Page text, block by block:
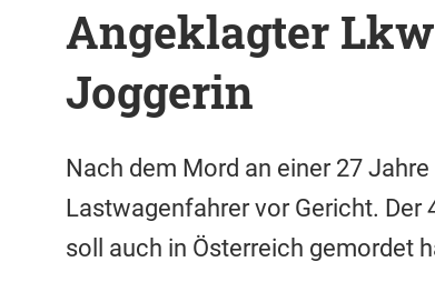
Angeklagter
Joggerin
Nach dem Mord an einer 27
Lastwagenfahrer vor Gericht.
soll auch in Österreich gemordet